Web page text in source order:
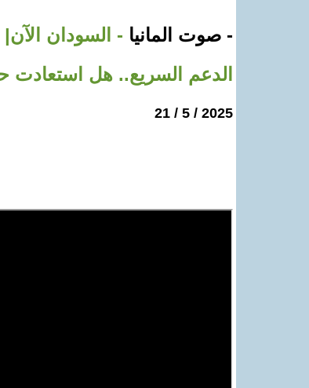
- صوت المانيا - السودان
الدعم السريع.. هل استعادت
2025 / 5 / 21